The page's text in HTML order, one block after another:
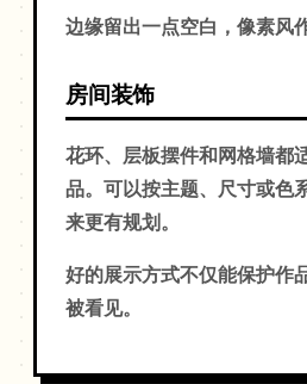
边缘留出一点空白，像素风
房间装饰
花环、层板摆件和网格墙都
品。可以按主题、尺寸或色
来更有规划。
好的展示方式不仅能保护作
被看见。